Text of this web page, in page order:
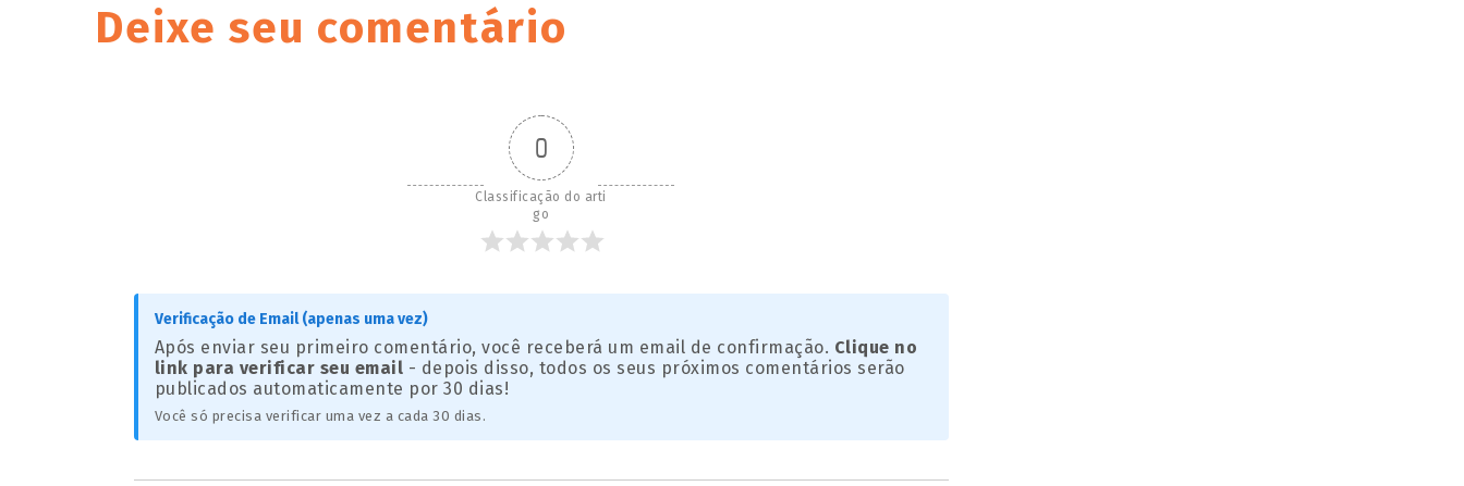
Deixe seu comentário
0
Classificação do arti
go
Verificação de Email (apenas uma vez)
Após enviar seu primeiro comentário, você receberá um email de confirmação. Clique no
link para verificar seu email - depois disso, todos os seus próximos comentários serão
publicados automaticamente por 30 dias!
Você só precisa verificar uma vez a cada 30 dias.